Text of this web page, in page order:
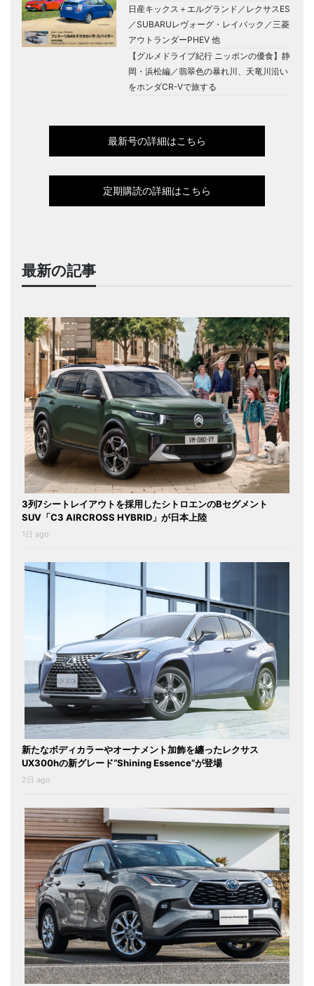
日産キックス＋エルグランド／レクサスES
／SUBARUレヴォーグ・レイバック／三菱
アウトランダーPHEV 他
【グルメドライブ紀行 ニッポンの優食】静
岡・浜松編／翡翠色の暴れ川、天竜川沿い
をホンダCR-Vで旅する
最新号の詳細はこちら
定期購読の詳細はこちら
最新の記事
3列7シートレイアウトを採用したシトロエンのBセグメント
SUV「C3 AIRCROSS HYBRID」が日本上陸
1日 ago
新たなボディカラーやオーナメント加飾を纏ったレクサス
UX300hの新グレード“Shining Essence”が登場
2日 ago